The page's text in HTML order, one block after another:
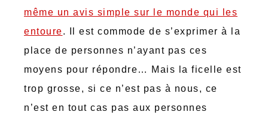
même un avis simple sur le monde qui les
entoure. Il est commode de s’exprimer à la
place de personnes n’ayant pas ces
moyens pour répondre… Mais la ficelle est
trop grosse, si ce n’est pas à nous, ce
n’est en tout cas pas aux personnes